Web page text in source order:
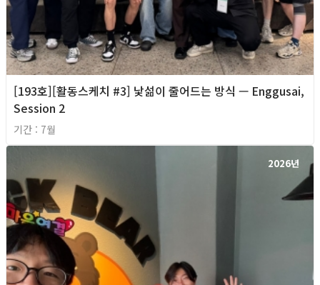
[193호][활동스케치 #3] 낯섦이 줄어드는 방식 — Enggusai,
Session 2
기간 : 7월
2026년